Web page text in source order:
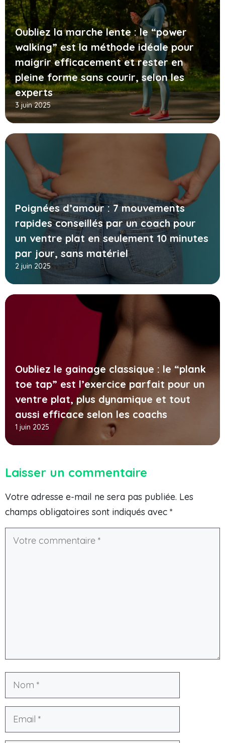
Oubliez la marche lente : le “power
walking” est la méthode idéale pour
maigrir efficacement et rester en
pleine forme sans courir, selon les
experts
3 juin 2025
Poignées d’amour : 7 mouvements
rapides conseillés par un coach pour
un ventre plat en seulement 10 minutes
par jour, sans matériel
2 juin 2025
Oubliez le gainage classique : le “plank
toe tap” est l’exercice parfait pour un
ventre plat, plus dynamique et tout
aussi efficace selon les coachs
1 juin 2025
Laisser un commentaire
Votre adresse e-mail ne sera pas publiée. Les
champs obligatoires sont indiqués avec *